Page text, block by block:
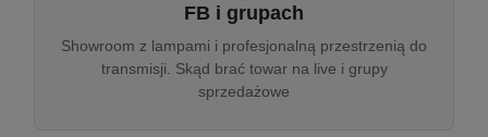
FB i grupach
Showroom z lampami i profesjonalną przestrzenią do
transmisji. Skąd brać towar na live i grupy
sprzedażowe